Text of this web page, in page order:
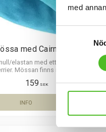
med
med Cairnterrier
elastan med ett siluettmotiv av en
Mössan finns i flera färger.
159 SEK
INFO